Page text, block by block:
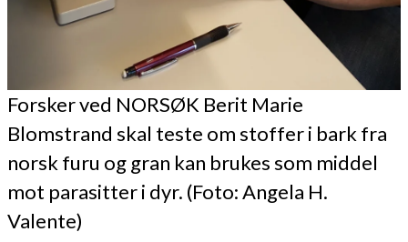
Forsker ved NORSØK Berit Marie
Blomstrand skal teste om stoffer i bark fra
norsk furu og gran kan brukes som middel
mot parasitter i dyr. (Foto: Angela H.
Valente)